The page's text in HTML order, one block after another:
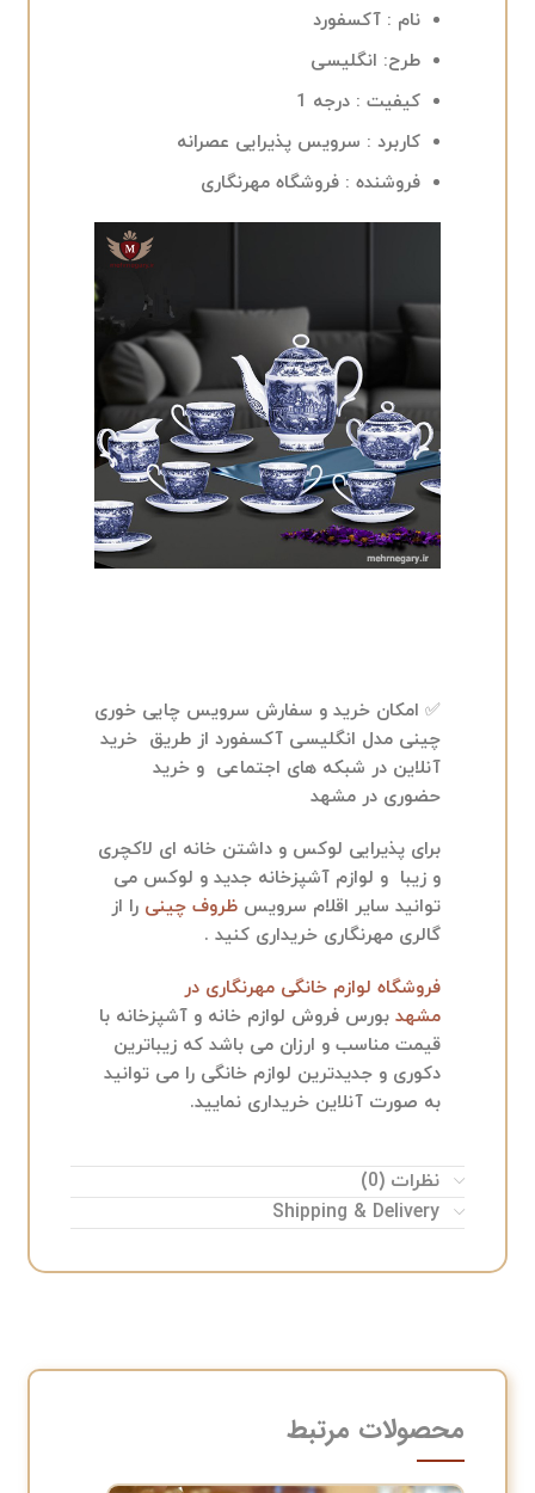
نام : آکسفورد
طرح: انگلیسی
کیفیت : درجه 1
کاربرد : سرویس پذیرایی عصرانه
فروشنده : فروشگاه مهرنگاری
✅ امکان خرید و سفارش سرویس چایی خوری
چینی مدل انگلیسی آکسفورد از طریق خرید
آنلاین در شبکه های اجتماعی و خرید
حضوری در مشهد
برای پذیرایی لوکس و داشتن خانه ای لاکچری
و زیبا و لوازم آشپزخانه جدید و لوکس می
توانید سایر اقلام سرویس ظروف چینی را از
گالری مهرنگاری خریداری کنید .
فروشگاه لوازم خانگی مهرنگاری در
مشهد بورس فروش لوازم خانه و آشپزخانه با
قیمت مناسب و ارزان می باشد که زیباترین
دکوری و جدیدترین لوازم خانگی را می توانید
به صورت آنلاین خریداری نمایید.
نظرات (0)
Shipping & Delivery
محصولات مرتبط